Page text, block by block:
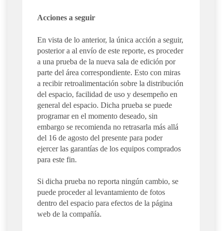
Acciones a seguir
En vista de lo anterior, la única acción a seguir,
posterior a al envío de este reporte, es proceder
a una prueba de la nueva sala de edición por
parte del área correspondiente. Esto con miras
a recibir retroalimentación sobre la distribución
del espacio, facilidad de uso y desempeño en
general del espacio. Dicha prueba se puede
programar en el momento deseado, sin
embargo se recomienda no retrasarla más allá
del 16 de agosto del presente para poder
ejercer las garantías de los equipos comprados
para este fin.
Si dicha prueba no reporta ningún cambio, se
puede proceder al levantamiento de fotos
dentro del espacio para efectos de la página
web de la compañía.